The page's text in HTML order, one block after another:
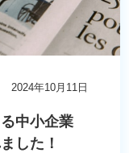
2024年10月11日
中小企業
した！